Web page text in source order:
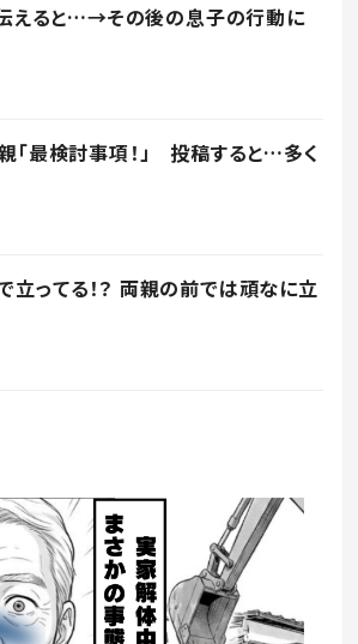
伝えると…→その後の息子の行動に
「最検討事項！」 投稿すると…多く
ってる！？ 両親の前では頑なに立